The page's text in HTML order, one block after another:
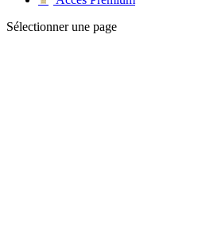
Sélectionner une page